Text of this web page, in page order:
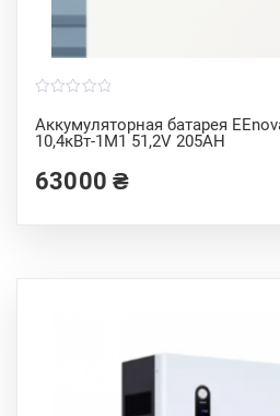
Аккумуляторная батарея
10,4кВт-1M1 51,2V 205AH
o
u
t
f
5
63000₴